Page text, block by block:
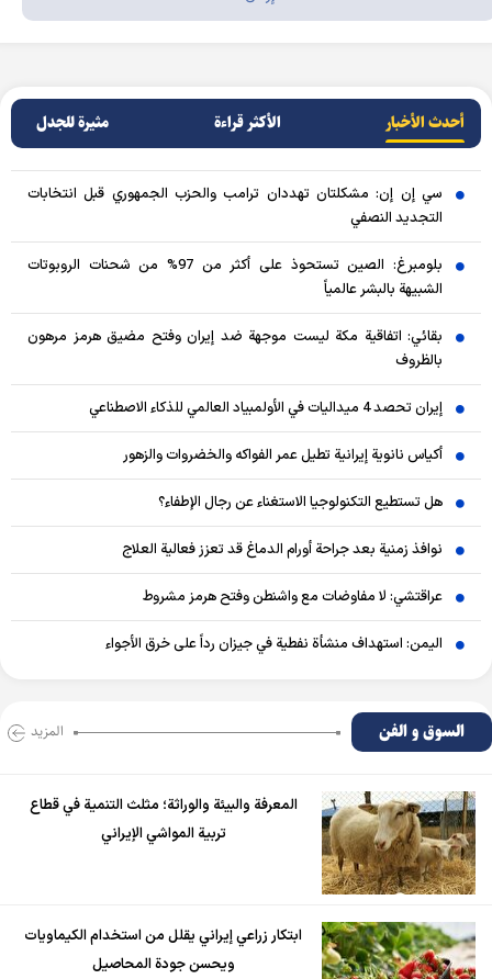
أحدث الأخبار الأکثر قراءة مثيرة للجدل
سي إن إن: مشكلتان تهددان ترامب والحزب الجمهوري قبل انتخابات
التجديد النصفي
بلومبرغ: الصين تستحوذ على أكثر من 97% من شحنات الروبوتات
الشبيهة بالبشر عالمياً
بقائي: اتفاقية مكة ليست موجهة ضد إيران وفتح مضيق هرمز مرهون
بالظروف
إيران تحصد 4 ميداليات في الأولمبياد العالمي للذكاء الاصطناعي
أكياس نانوية إيرانية تطيل عمر الفواكه والخضروات والزهور
هل تستطيع التكنولوجيا الاستغناء عن رجال الإطفاء؟
نوافذ زمنية بعد جراحة أورام الدماغ قد تعزز فعالية العلاج
عراقتشي: لا مفاوضات مع واشنطن وفتح هرمز مشروط
اليمن: استهداف منشأة نفطية في جيزان رداً على خرق الأجواء
السوق و الفن المزید
المعرفة والبيئة والوراثة؛ مثلث التنمية في قطاع
تربية المواشي الإيراني
ابتكار زراعي إيراني يقلل من استخدام الكيماويات
ويحسن جودة المحاصيل